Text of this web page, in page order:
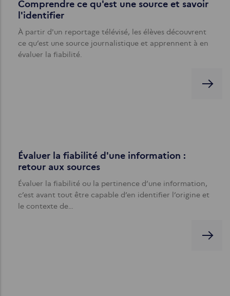
Comprendre ce qu'est une source et savoir
l'identifier
À partir d'un reportage télévisé, les élèves découvrent
ce qu’est une source journalistique et apprennent à en
évaluer la fiabilité.
Évaluer la fiabilité d'une information :
retour aux sources
Évaluer la fiabilité ou la pertinence d’une information,
c’est avant tout être capable d’en identifier l’origine et
le contexte de…